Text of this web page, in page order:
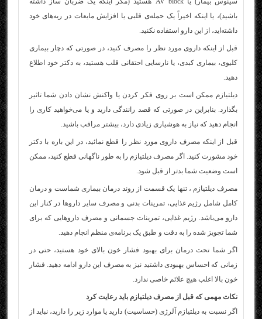
باشید)، یا اینکه اخیراً یک حمله‌ی قلبی یا افزایش مایعات در ریه‌های خود
داشته‌اید، از این دارو استفاده نکنید.
قبل از اینکه داروی مورد نظر را مصرف کنید، در صورتی که دچار بیماری
کلیوی، بیماری کبدی، یا نارسایی احتقانی قلب هستید، به دکتر خود اطلاع
دهید.
دیلتیازم ممکن است بر روی فکر کردن یا واکنش نشان دادن شما تاثیر
بگذارد. بنابراین در صورتی که قصد رانندگی دارید و یا می‌خواهید کاری را
انجام دهید که نیاز به هوشیاری زیادی دارد، بیشتر مراقب باشید.
قبل از اینکه مصرف داروی مورد نظر را قطع نمائید، در این باره با دکتر
خود مشورت کنید. اگر مصرف دیلتیازم را به طور ناگهانی قطع کنید، ممکن
است وضعیت شما بدتر از قبل شود.
مصرف دیلتیازم ، تنها یک قسمت از روند درمان بیماری شماست و درمان
کامل شامل رژیم غذایی، تمرینات بدنی و مصرف سایر داروها در کنار این
دارو می‌باشد. رژیم غذایی، تمرینات جسمانی و مصرف داروهایی که برای
شما تجویز شده را به دقت و طبق یک برنامه‌ی منظم انجام دهید.
اگر شما تحت درمان برای بهبود فشار خون بالای خود هستید، حتی در
زمانی که احساس بهبودی داشتید نیز به مصرف این دارو ادامه دهید. فشار
خون بالا اغلب هیچ علائم خاصی ندارد.
نکات مهمی که قبل از مصرف دیلتیازم باید رعایت کرد
اگر نسبت به دیلتیازم آلرژی (حساسیت) دارید یا موارد زیر را دارید، نباید از